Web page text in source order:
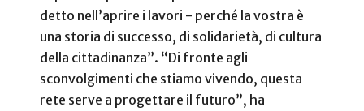
detto nell’aprire i lavori - perché la vostra è
una storia di successo, di solidarietà, di cultura
della cittadinanza”. “Di fronte agli
sconvolgimenti che stiamo vivendo, questa
rete serve a progettare il futuro”, ha